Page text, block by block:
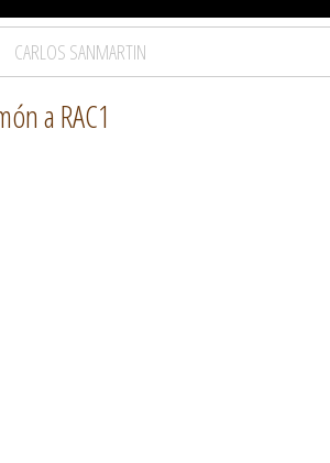
CARLOS SANMARTIN
a RAC1